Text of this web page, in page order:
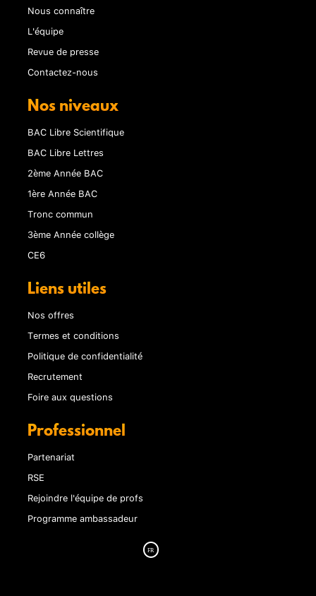
Nous connaître
L'équipe
Revue de presse
Contactez-nous
Nos niveaux
BAC Libre Scientifique
BAC Libre Lettres
2ème Année BAC
1ère Année BAC
Tronc commun
3ème Année collège
CE6
Liens utiles
Nos offres
Termes et conditions
Politique de confidentialité
Recrutement
Foire aux questions
Professionnel
Partenariat
RSE
Rejoindre l'équipe de profs
Programme ambassadeur